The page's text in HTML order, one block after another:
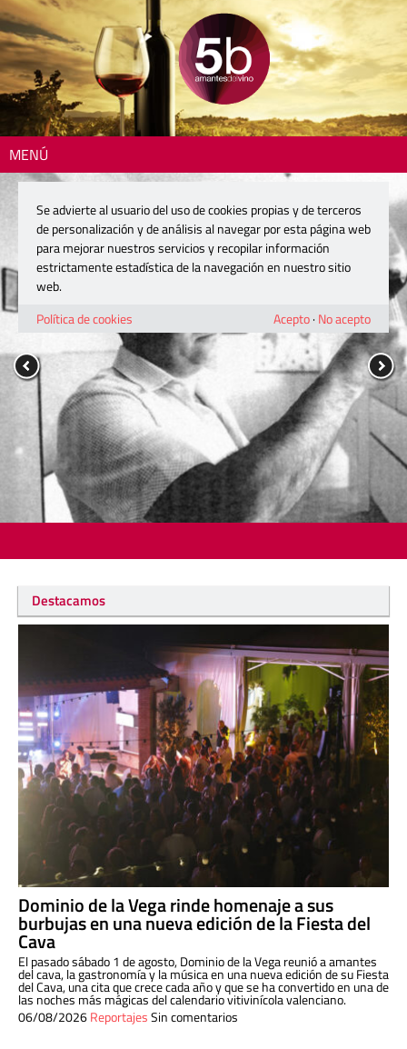
MENÚ
Destacamos
Dominio de la Vega rinde homenaje a sus
burbujas en una nueva edición de la Fiesta del
Cava
El pasado sábado 1 de agosto, Dominio de la Vega reunió a amantes
del cava, la gastronomía y la música en una nueva edición de su Fiesta
del Cava, una cita que crece cada año y que se ha convertido en una de
las noches más mágicas del calendario vitivinícola valenciano.
06/08/2026ReportajesSin comentarios
Se advierte al usuario del uso de cookies propias y de terceros
de personalización y de análisis al navegar por esta página web
para mejorar nuestros servicios y recopilar información
estrictamente estadística de la navegación en nuestro sitio
web.
Política de cookies
Acepto· No acepto